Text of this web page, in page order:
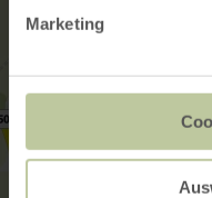
Marketing